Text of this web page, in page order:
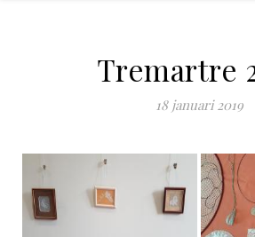
Tremartre
18 januari 2019